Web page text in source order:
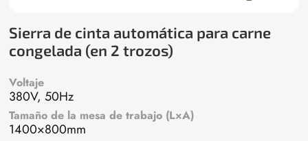
Sierra de cinta automática para carne
congelada (en 2 trozos)
Voltaje
380V, 50Hz
Tamaño de la mesa de trabajo (L×A)
1400×800mm